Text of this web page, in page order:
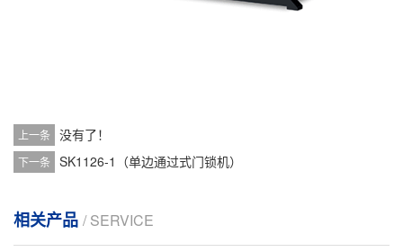
上一条 没有了！
下一条 SK1126-1（单边通过式门锁机）
相关产品 / SERVICE